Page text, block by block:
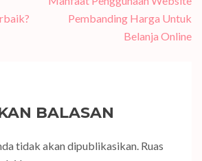
Pembanding Harga Untuk
Belanja Online
BALASAN
tidak akan dipublikasikan. Ruas